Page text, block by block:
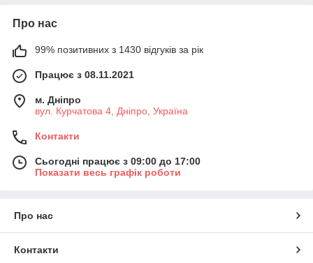
Про нас
99% позитивних з 1430 відгуків за рік
Працює з 08.11.2021
м. Дніпро
вул. Курчатова 4, Дніпро, Україна
Контакти
Сьогодні працює з 09:00 до 17:00
Показати весь графік роботи
Про нас
Контакти